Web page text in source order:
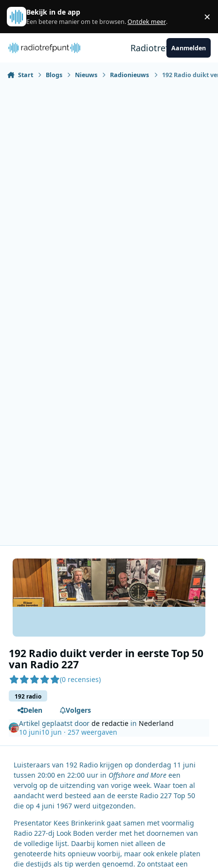
Spring naar bijdragen
Bekijk in de app
Een betere manier om te browsen.Ontdek meer. ×
RadiotrefpuntAanmelden
Start Blogs Nieuws Radionieuws 192 Radio duikt
192 Radio duikt verder in eerste Top 50
van Radio 227
(0 recensies)
192 radio
Delen
Volgers
Artikel geplaatst doorde redactie in Nederland
10 juni10 jun · 257 weergaven
Luisteraars van 192 Radio krijgen op donderdag 11 juni
tussen 20:00 en 22:00 uur in Offshore and More een
vervolg op de uitzending van vorige week. Waar toen al
aandacht werd besteed aan de eerste Radio 227 Top 50
die op 4 juni 1967 werd uitgezonden.
Presentator Kees Brinkerink gaat samen met voormalig
Radio 227-dj Look Boden verder met het doornemen van
de volledige lijst. Daarbij komen niet alleen de
genoteerde hits opnieuw voorbij, maar ook enkele platen
die destijds als tip werden genoemd. Zo ontstaat een